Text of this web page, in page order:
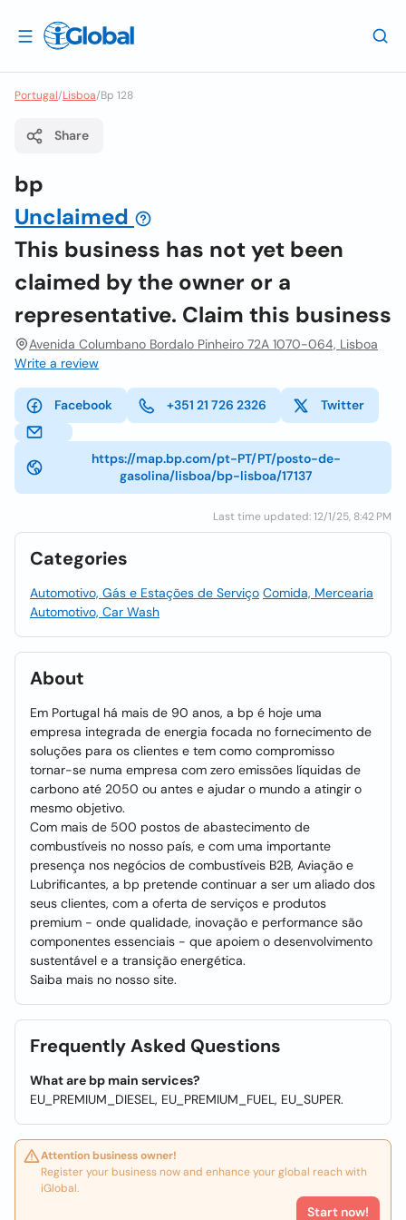
Portugal/Lisboa/Bp 128
Share
bp
Unclaimed
This business has not yet been
claimed by the owner or a
representative. Claim this business
Avenida Columbano Bordalo Pinheiro 72A 1070-064, Lisboa
Write a review
Facebook +351 21 726 2326 Twitter
https://map.bp.com/pt-PT/PT/posto-de-
gasolina/lisboa/bp-lisboa/17137
Last time updated: 12/1/25, 8:42 PM
Categories
Automotivo, Gás e Estações de Serviço Comida, Mercearia
Automotivo, Car Wash
About
Em Portugal há mais de 90 anos, a bp é hoje uma
empresa integrada de energia focada no fornecimento de
soluções para os clientes e tem como compromisso
tornar-se numa empresa com zero emissões líquidas de
carbono até 2050 ou antes e ajudar o mundo a atingir o
mesmo objetivo.
Com mais de 500 postos de abastecimento de
combustíveis no nosso país, e com uma importante
presença nos negócios de combustíveis B2B, Aviação e
Lubrificantes, a bp pretende continuar a ser um aliado dos
seus clientes, com a oferta de serviços e produtos
premium - onde qualidade, inovação e performance são
componentes essenciais - que apoiem o desenvolvimento
sustentável e a transição energética.
Saiba mais no nosso site.
Frequently Asked Questions
What are bp main services?
EU_PREMIUM_DIESEL, EU_PREMIUM_FUEL, EU_SUPER.
Attention business owner!
Register your business now and enhance your global reach with
iGlobal.
Start now!